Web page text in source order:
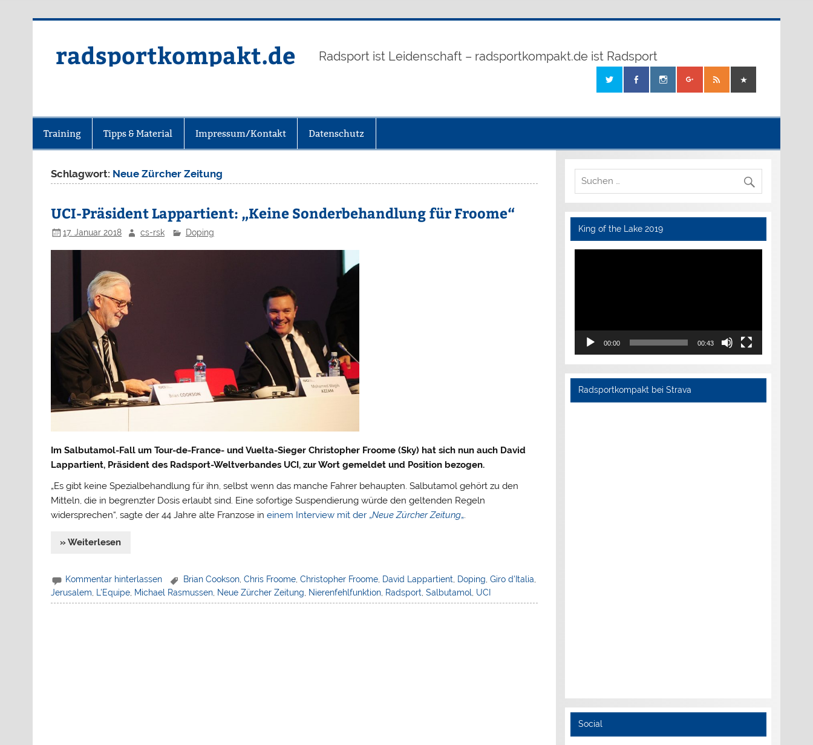
radsportkompakt.de Radsport ist Leidenschaft – radsportkompakt.de ist Radsport
Training Tipps & Material Impressum/Kontakt Datenschutz
Schlagwort: Neue Zürcher Zeitung
UCI-Präsident Lappartient: „Keine Sonderbehandlung für Froome“
17. Januar 2018 cs-rsk Doping
Im Salbutamol-Fall um Tour-de-France- und Vuelta-Sieger Christopher Froome (Sky) hat sich nun auch David
Lappartient, Präsident des Radsport-Weltverbandes UCI, zur Wort gemeldet und Position bezogen.
„Es gibt keine Spezialbehandlung für ihn, selbst wenn das manche Fahrer behaupten. Salbutamol gehört zu den
Mitteln, die in begrenzter Dosis erlaubt sind. Eine sofortige Suspendierung würde den geltenden Regeln
widersprechen“, sagte der 44 Jahre alte Franzose ineinem Interview mit der „Neue Zürcher Zeitung„.
» Weiterlesen
Kommentar hinterlassen Brian Cookson, Chris Froome, Christopher Froome, David Lappartient Doping Giro d'Italia
Jerusalem
L'Equipe Michael Rasmussen Neue Zürcher Zeitung Nierenfehlfunktion Radsport ,Salbutamol UCI
King of the Lake 2019
Video-
00:00 00:43
Radsportkompakt bei Strava
Social